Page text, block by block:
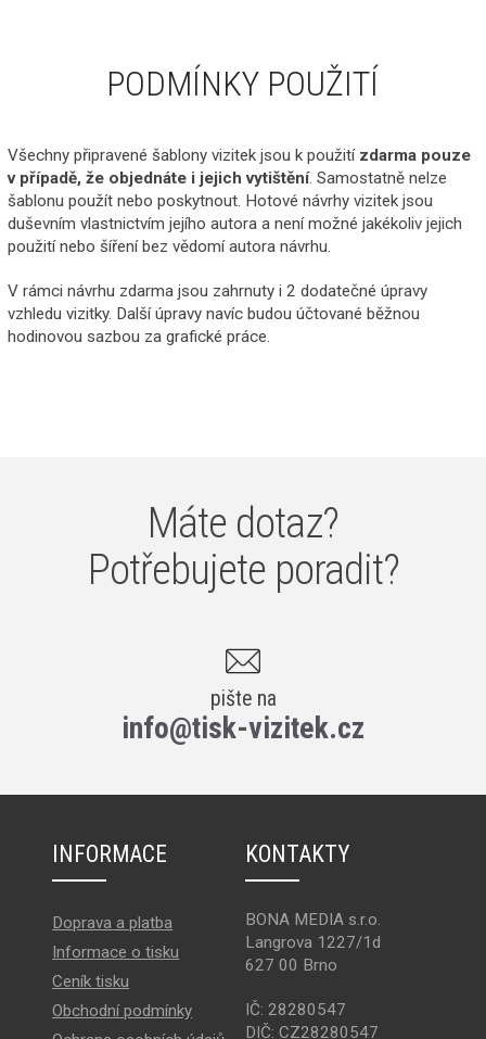
PODMÍNKY POUŽITÍ
Všechny připravené šablony vizitek jsou k použití zdarma pouze
v případě, že objednáte i jejich vytištění. Samostatně nelze
šablonu použít nebo poskytnout. Hotové návrhy vizitek jsou
duševním vlastnictvím jejího autora a není možné jakékoliv jejich
použití nebo šíření bez vědomí autora návrhu.
V rámci návrhu zdarma jsou zahrnuty i 2 dodatečné úpravy
vzhledu vizitky. Další úpravy navíc budou účtované běžnou
hodinovou sazbou za grafické práce.
Máte dotaz?
Potřebujete poradit?
pište na
info@tisk-vizitek.cz
INFORMACE
Doprava a platba
Informace o tisku
Ceník tisku
Obchodní podmínky
KONTAKTY
BONA MEDIA s.r.o.
Langrova 1227/1d
627 00 Brno
IČ: 28280547
DIČ: CZ28280547